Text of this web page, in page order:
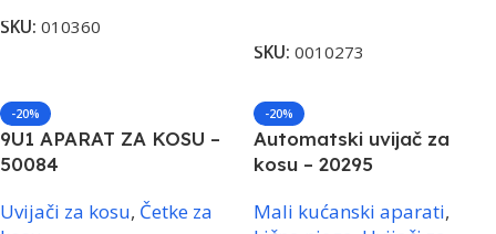
SKU: 010360
SKU: 0010273
-20%
9U1 APARAT ZA KOSU –
50084
Uvijači za kosu, Četke za
-20%
Automatski uvijač za
kosu – 20295
Mali kućanski aparati,